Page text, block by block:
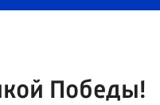
Победы!